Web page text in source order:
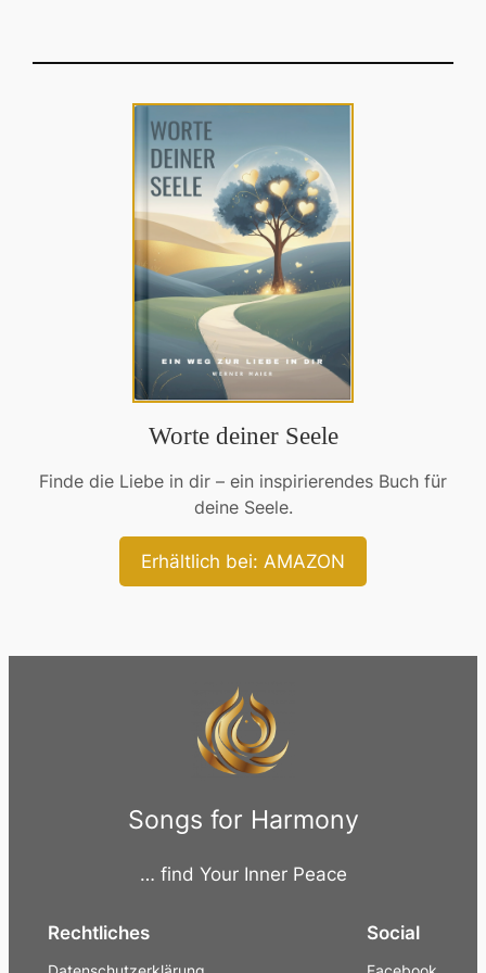
Worte deiner Seele
Finde die Liebe in dir – ein inspirierendes Buch für
deine Seele.
Erhältlich bei: AMAZON
Songs for Harmony
… find Your Inner Peace
Rechtliches Social